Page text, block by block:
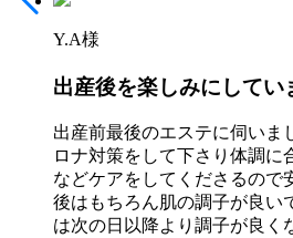
Y.A様
出産後を楽しみにしてい
出産前最後のエステに伺いま
ロナ対策をして下さり体調に
などケアをしてくださるので
後はもちろん肌の調子が良い
は次の日以降より調子が良く